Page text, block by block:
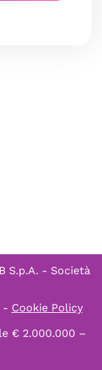
S.p.A. - Società
Cookie Policy
€ 2.000.000 –